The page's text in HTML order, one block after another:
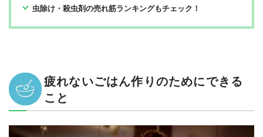
虫除け・殺虫剤の売れ筋ランキングもチェック！
疲れないごはん作りのためにできる
こと